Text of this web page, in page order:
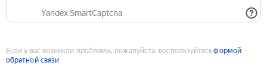
Yandex SmartCaptcha
Если у вас возникли проблемы, пожалуйста, воспользуйтесьформой
обратной связи